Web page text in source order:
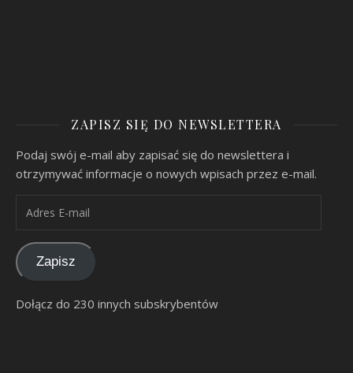
ZAPISZ SIĘ DO NEWSLETTERA
Podaj swój e-mail aby zapisać się do newslettera i
otrzymywać informacje o nowych wpisach przez e-mail.
Zapisz
Dołącz do 230 innych subskrybentów